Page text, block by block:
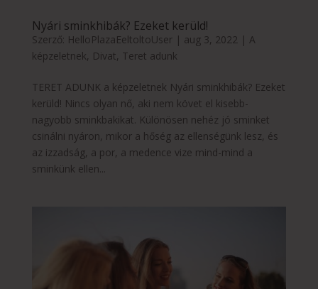
Nyári sminkhibák? Ezeket kerüld!
Szerző: HelloPlazaEeltoltoUser| aug 3, 2022 | A
képzeletnek, Divat, Teret adunk
TERET ADUNK a képzeletnek Nyári sminkhibák? Ezeket
kerüld! Nincs olyan nő, aki nem követ el kisebb-
nagyobb sminkbakikat. Különösen nehéz jó sminket
csinálni nyáron, mikor a hőség az ellenségünk lesz, és
az izzadság, a por, a medence vize mind-mind a
sminkünk ellen...